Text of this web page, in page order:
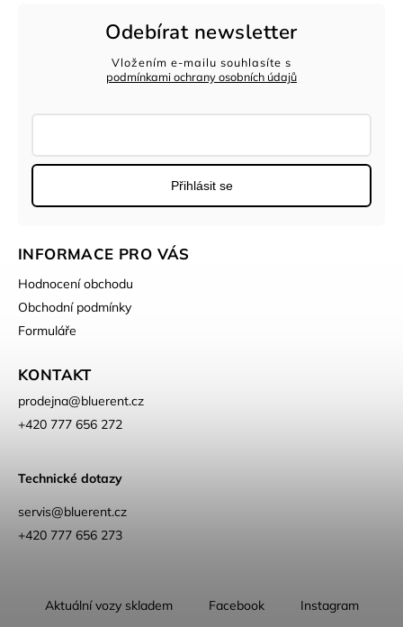
Odebírat newsletter
Vložením e-mailu souhlasíte s
podmínkami ochrany osobních údajů
Přihlásit se
INFORMACE PRO VÁS
Hodnocení obchodu
Obchodní podmínky
Formuláře
KONTAKT
prodejna@bluerent.cz
+420 777 656 272
Technické dotazy
servis@bluerent.cz
+420 777 656 273
Aktuální vozy skladem Facebook
Instagram